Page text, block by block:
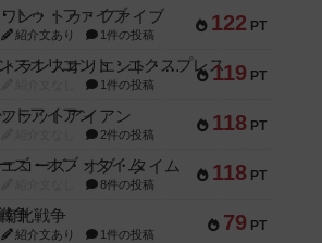
122 PT
ワン・トゥ・ファイブ
紹介文あり 1件の投稿
119 PT
トランスオリエント・エクスプレス
1件の投稿
118 PT
フラットアイアン
2件の投稿
118 PT
エコーズ・オブ・タイム
8件の投稿
79 PT
南北戦争
紹介文あり 1件の投稿